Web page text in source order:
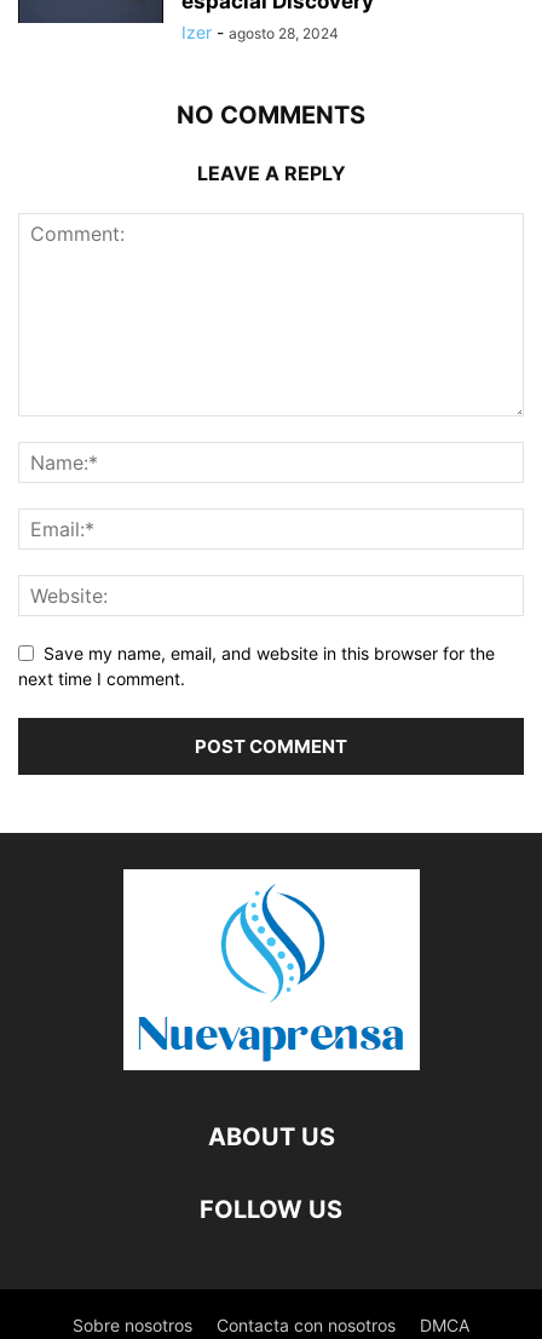
Izer - agosto 28, 2024
NO COMMENTS
LEAVE A REPLY
Save my name, email, and website in this browser for the
next time I comment.
ABOUT US
FOLLOW US
Sobre nosotros Contacta con nosotros DMCA